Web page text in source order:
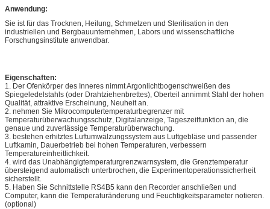
Anwendung:
Sie ist für das Trocknen, Heilung, Schmelzen und Sterilisation in den
industriellen und Bergbauunternehmen, Labors und wissenschaftliche
Forschungsinstitute anwendbar.
Eigenschaften:
1. Der Ofenkörper des Inneres nimmt Argonlichtbogenschweißen des
Spiegeledelstahls (oder Drahtziehenbrettes), Oberteil annimmt Stahl der hohen
Qualität, attraktive Erscheinung, Neuheit an.
2. nehmen Sie Mikrocomputertemperaturbegrenzer mit
Temperaturüberwachungsschutz, Digitalanzeige, Tageszeitfunktion an, die
genaue und zuverlässige Temperaturüberwachung.
3. bestehen erhitztes Luftumwälzungssystem aus Luftgebläse und passender
Luftkamin, Dauerbetrieb bei hohen Temperaturen, verbessern
Temperatureinheitlichkeit.
4. wird das Unabhängigtemperaturgrenzwarnsystem, die Grenztemperatur
übersteigend automatisch unterbrochen, die Experimentoperationssicherheit
sicherstellt.
5. Haben Sie Schnittstelle RS4B5 kann den Recorder anschließen und
Computer, kann die Temperaturänderung und Feuchtigkeitsparameter notieren.
(optional)